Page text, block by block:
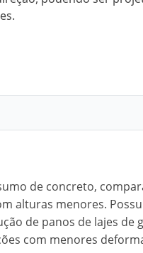
de concreto,
alturas menores.
de panos de lajes de
com menores